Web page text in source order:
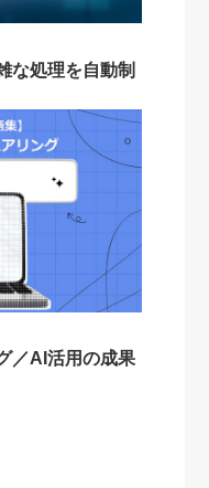
な処理を自動制
／AI活用の成果